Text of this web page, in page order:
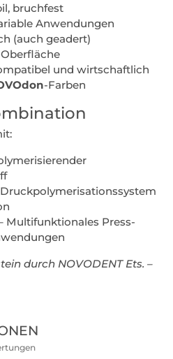
bruchfest
Anwendungen
(auch geadert)
und wirtschaftlich
-Farben
Multifunktionales Press-
durch NOVODENT Ets. –